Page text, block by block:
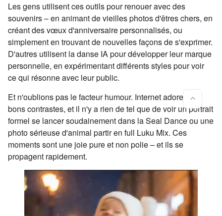
Les gens utilisent ces outils pour renouer avec des
souvenirs – en animant de vieilles photos d'êtres chers, en
créant des vœux d'anniversaire personnalisés, ou
simplement en trouvant de nouvelles façons de s'exprimer.
D'autres utilisent la danse IA pour développer leur marque
personnelle, en expérimentant différents styles pour voir
ce qui résonne avec leur public.
Et n'oublions pas le facteur humour. Internet adore les
bons contrastes, et il n'y a rien de tel que de voir un portrait
formel se lancer soudainement dans la Seal Dance ou une
photo sérieuse d'animal partir en full Luku Mix. Ces
moments sont une joie pure et non polie – et ils se
propagent rapidement.